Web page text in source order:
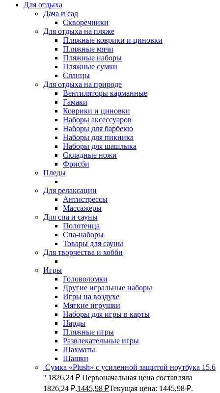
Для отдыха
Дача и сад
Скворечники
Для отдыха на пляже
Пляжные коврики и циновки
Пляжные мячи
Пляжные наборы
Пляжные сумки
Сланцы
Для отдыха на природе
Вентиляторы карманные
Гамаки
Коврики и циновки
Наборы аксессуаров
Наборы для барбекю
Наборы для пикника
Наборы для шашлыка
Складные ножи
Фрисби
Пледы
Для релаксации
Антистрессы
Массажеры
Для спа и сауны
Полотенца
Спа-наборы
Товары для сауны
Для творчества и хобби
Игры
Головоломки
Другие игральные наборы
Игры на воздухе
Мягкие игрушки
Наборы для игры в карты
Нарды
Пляжные игры
Развлекательные игры
Шахматы
Шашки
Сумка «Plush» c усиленной защитой ноутбука 15.6
'' 1826,24₽ Первоначальная цена составляла
1826,24 ₽.1445,98 ₽Текущая цена: 1445,98 ₽.